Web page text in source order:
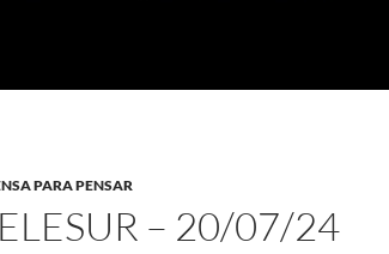
PARA PENSAR
– 20/07/24